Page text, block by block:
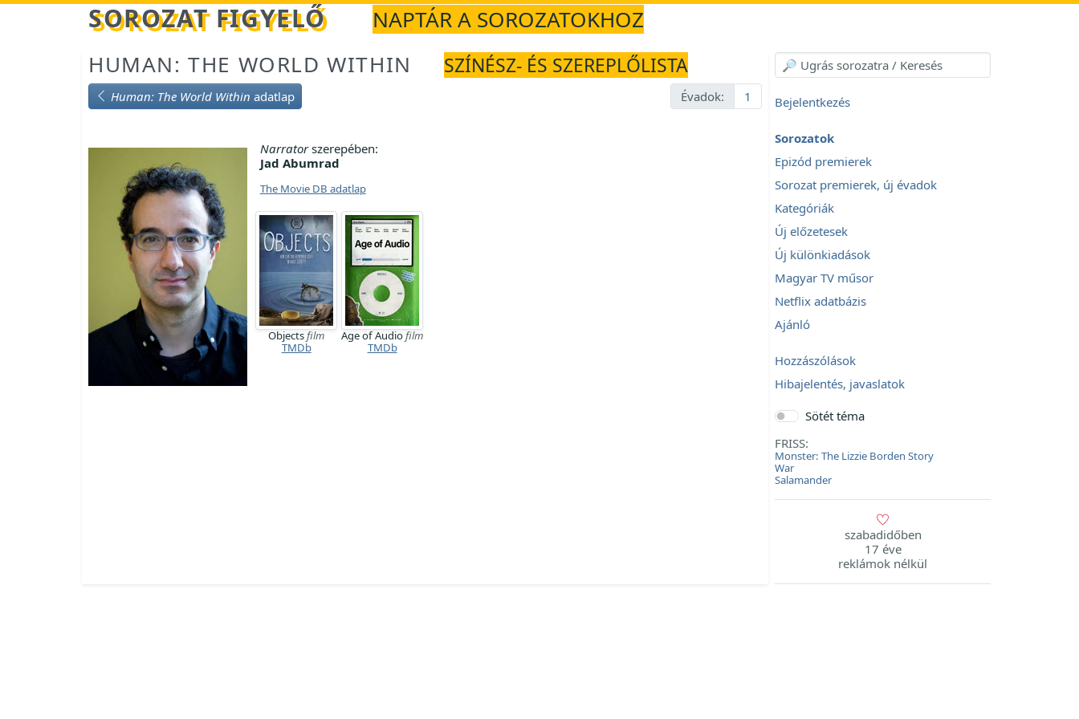
Betöltés... SOROZAT FIGYELŐ
NAPTÁR A SOROZATOKHOZ
HUMAN: THE WORLD WITHIN
SZÍNÉSZ- ÉS SZEREPLŐLISTA
Human: The World Within adatlap Évadok: 1
Narratorszerepében:
Jad Abumrad
The Movie DB adatlap
Objectsfilm
TMDb
Age of Audiofilm
TMDb
Bejelentkezés
Sorozatok
Epizód premierek
Sorozat premierek, új évadok
Kategóriák
Új előzetesek
Új különkiadások
Magyar TV műsor
Netflix adatbázis
Ajánló
Hozzászólások
Hibajelentés, javaslatok
Sötét téma
FRISS:
Monster: The Lizzie Borden Story
War
Salamander
szabadidőben
17 éve
reklámok nélkül